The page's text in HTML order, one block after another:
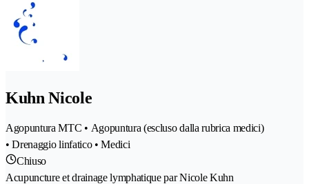
Kuhn Nicole
Agopuntura MTC • Agopuntura (escluso dalla rubrica medici)
• Drenaggio linfatico • Medici
Chiuso
Acupuncture et drainage lymphatique par Nicole Kuhn